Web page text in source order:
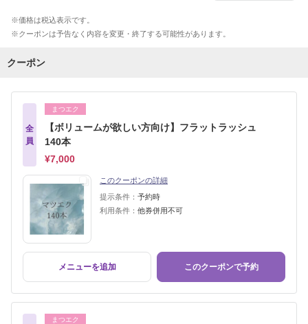
価格は税込表示です。
クーポンは予告なく内容を変更・終了する可能性があります。
クーポン
全
員
まつエク
【ボリュームが欲しい方向け】フラットラッシュ
140本
¥7,000
このクーポンの詳細
提示条件： 予約時
利用条件： 他券併用不可
メニューを追加 このクーポンで予約
まつエク